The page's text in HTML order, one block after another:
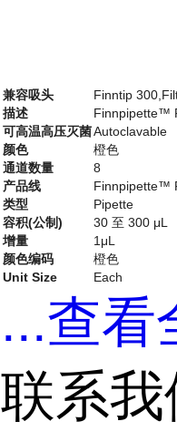
兼容吸头
Finntip
描述
Finnpipette™
可高温高压灭菌Autoclavable
颜色
橙色
通道数量
8
产品线
Finnpipette™
类型
Pipette
容积(公制)
30 至 300 μL
增量
1μL
颜色编码
橙色
Unit Size
Each
...查看
联系我